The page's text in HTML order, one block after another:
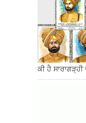
ਕੀ ਹੈ ਸਾਰਾਗੜ੍ਹੀ